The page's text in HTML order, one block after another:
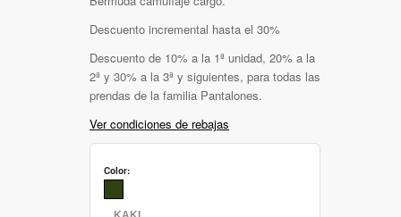
Descuento incremental hasta el 30%
Descuento de 10% a la 1ª unidad, 20% a la
2ª y 30% a la 3ª y siguientes, para todas las
prendas de la familia Pantalones.
Ver condiciones de rebajas
Color: